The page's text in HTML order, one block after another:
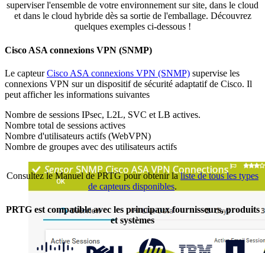
superviser l'ensemble de votre environnement sur site, dans le cloud
et dans le cloud hybride dès sa sortie de l'emballage. Découvrez
quelques exemples ci-dessous !
Cisco ASA connexions VPN (SNMP)
Le capteurCisco ASA connexions VPN (SNMP) supervise les
connexions VPN sur un dispositif de sécurité adaptatif de Cisco. Il
peut afficher les informations suivantes
Nombre de sessions IPsec, L2L, SVC et LB actives.
Nombre total de sessions actives
Nombre d'utilisateurs actifs (WebVPN)
Nombre de groupes avec des utilisateurs actifs
Consultez le Manuel de PRTG pour obtenir laliste de tous les types
de capteurs disponibles.
PRTG est compatible avec les principaux fournisseurs, produits
et systèmes